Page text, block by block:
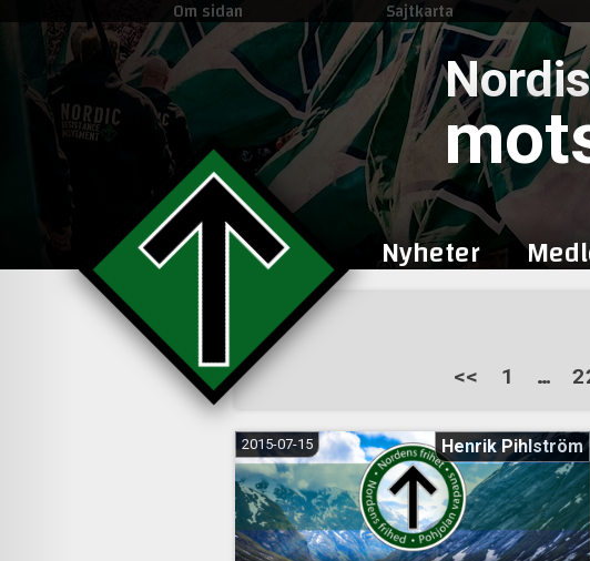
Om sidan Sajtkarta
Nyheter
Sidnumrering
för
inlägg
<< 1 …
2015-07-15
Henrik Pihlström